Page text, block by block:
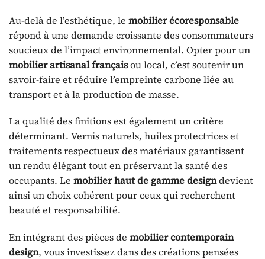
Au-delà de l’esthétique, le mobilier écoresponsable
répond à une demande croissante des consommateurs
soucieux de l’impact environnemental. Opter pour un
mobilier artisanal françaisou local, c’est soutenir un
savoir-faire et réduire l’empreinte carbone liée au
transport et à la production de masse.
La qualité des finitions est également un critère
déterminant. Vernis naturels, huiles protectrices et
traitements respectueux des matériaux garantissent
un rendu élégant tout en préservant la santé des
occupants. Le mobilier haut de gamme designdevient
ainsi un choix cohérent pour ceux qui recherchent
beauté et responsabilité.
En intégrant des pièces de mobilier contemporain
design, vous investissez dans des créations pensées